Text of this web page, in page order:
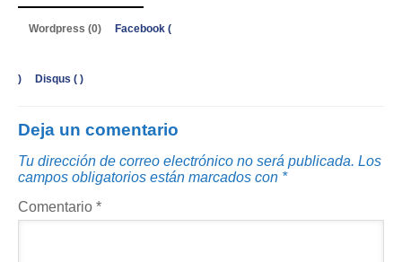
Wordpress (0) Facebook (
) Disqus ( )
Deja un comentario
Tu dirección de correo electrónico no será publicada. Los
campos obligatorios están marcados con *
Comentario *